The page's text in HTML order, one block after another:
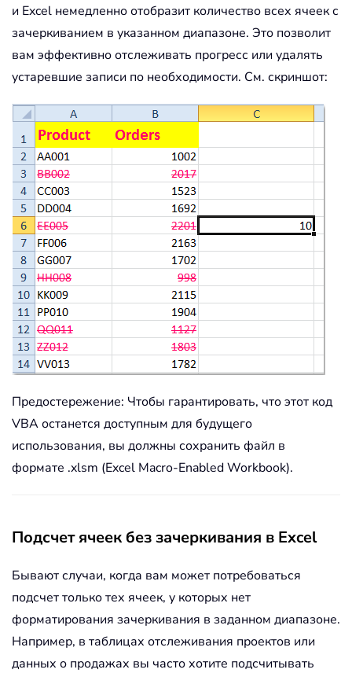
и Excel немедленно отобразит количество всех ячеек с
зачеркиванием в указанном диапазоне. Это позволит
вам эффективно отслеживать прогресс или удалять
устаревшие записи по необходимости. См. скриншот:
Предостережение: Чтобы гарантировать, что этот код
VBA останется доступным для будущего
использования, вы должны сохранить файл в
формате .xlsm (Excel Macro-Enabled Workbook).
Подсчет ячеек без зачеркивания в Excel
Бывают случаи, когда вам может потребоваться
подсчет только тех ячеек, у которых нет
форматирования зачеркивания в заданном диапазоне.
Например, в таблицах отслеживания проектов или
данных о продажах вы часто хотите подсчитывать